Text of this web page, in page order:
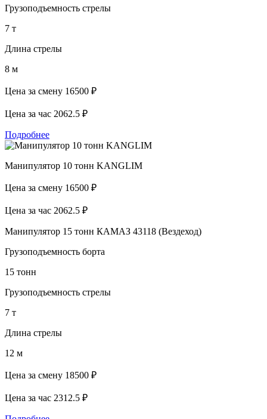
Грузоподъемность стрелы
7 т
Длина стрелы
8 м
Цена за смену 16500 ₽
Цена за час 2062.5 ₽
Подробнее
Манипулятор 10 тонн KANGLIM
Цена за смену 16500 ₽
Цена за час 2062.5 ₽
Манипулятор 15 тонн КАМАЗ 43118 (Вездеход)
Грузоподъемность борта
15 тонн
Грузоподъемность стрелы
7 т
Длина стрелы
12 м
Цена за смену 18500 ₽
Цена за час 2312.5 ₽